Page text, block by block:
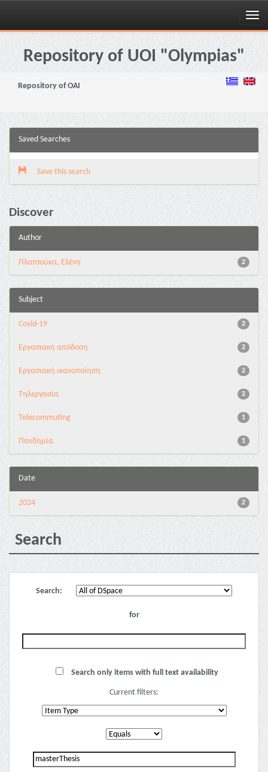
Skip
navigationRepository of UOI "Olympias"
Repository of OAI
Saved Searches
Save this search
Discover
Author
2
Πλατσούκα, Ελένη
Subject
2
Covid-19
2
Εργασιακή απόδοση
2
Εργασιακή ικανοποίηση
2
Τηλεργασία
1
Telecommuting
1
Πανδημία
Date
2
2024
Search
Search:
for
Search only items with full text availability
Current filters: